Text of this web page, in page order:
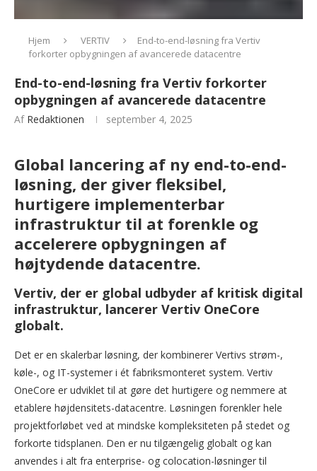
Hjem VERTIV
End-to-end-løsning fra Vertiv
forkorter opbygningen af avancerede datacentre
End-to-end-løsning fra Vertiv forkorter
opbygningen af avancerede datacentre
Af Redaktionen september 4, 2025
Global lancering af ny end-to-end-
løsning, der giver fleksibel,
hurtigere implementerbar
infrastruktur til at forenkle og
accelerere opbygningen af
højtydende datacentre.
Vertiv, der er global udbyder af kritisk digital
infrastruktur, lancerer Vertiv OneCore
globalt.
Det er en skalerbar løsning, der kombinerer Vertivs strøm-,
køle-, og IT-systemer i ét fabriksmonteret system. Vertiv
OneCore er udviklet til at gøre det hurtigere og nemmere at
etablere højdensitets-datacentre. Løsningen forenkler hele
projektforløbet ved at mindske kompleksiteten på stedet og
forkorte tidsplanen. Den er nu tilgængelig globalt og kan
anvendes i alt fra enterprise- og colocation-løsninger til